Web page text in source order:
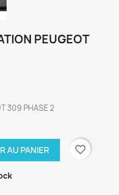
PEUGEOT
309 PHASE 2
AU PANIER favorite_border